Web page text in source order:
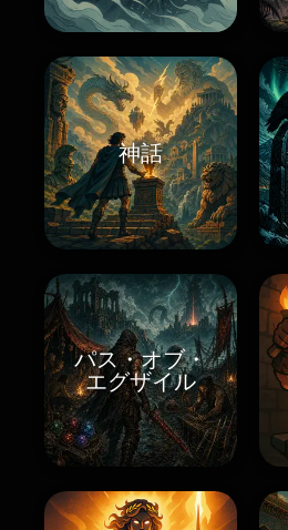
神話
パス・オブ・
エグザイル